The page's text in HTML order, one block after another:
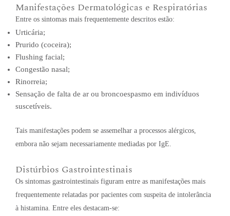
Manifestações Dermatológicas e Respiratórias
Entre os sintomas mais frequentemente descritos estão:
Urticária;
Prurido (coceira);
Flushing facial;
Congestão nasal;
Rinorreia;
Sensação de falta de ar ou broncoespasmo em indivíduos
suscetíveis.
Tais manifestações podem se assemelhar a processos alérgicos,
embora não sejam necessariamente mediadas por IgE.
Distúrbios Gastrointestinais
Os sintomas gastrointestinais figuram entre as manifestações mais
frequentemente relatadas por pacientes com suspeita de intolerância
à histamina. Entre eles destacam-se: